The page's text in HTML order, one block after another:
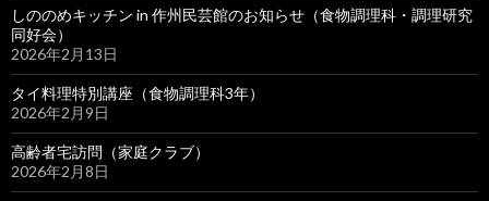
しののめキッチン in 作州民芸館のお知らせ（食物調理科・調理研究
同好会）
2026年2月13日
タイ料理特別講座（食物調理科3年）
2026年2月9日
高齢者宅訪問（家庭クラブ）
2026年2月8日